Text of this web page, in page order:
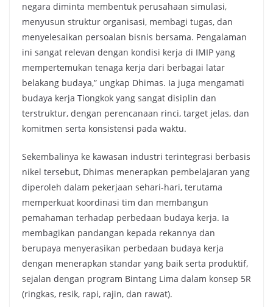
negara diminta membentuk perusahaan simulasi,
menyusun struktur organisasi, membagi tugas, dan
menyelesaikan persoalan bisnis bersama. Pengalaman
ini sangat relevan dengan kondisi kerja di IMIP yang
mempertemukan tenaga kerja dari berbagai latar
belakang budaya,” ungkap Dhimas. Ia juga mengamati
budaya kerja Tiongkok yang sangat disiplin dan
terstruktur, dengan perencanaan rinci, target jelas, dan
komitmen serta konsistensi pada waktu.
Sekembalinya ke kawasan industri terintegrasi berbasis
nikel tersebut, Dhimas menerapkan pembelajaran yang
diperoleh dalam pekerjaan sehari-hari, terutama
memperkuat koordinasi tim dan membangun
pemahaman terhadap perbedaan budaya kerja. Ia
membagikan pandangan kepada rekannya dan
berupaya menyerasikan perbedaan budaya kerja
dengan menerapkan standar yang baik serta produktif,
sejalan dengan program Bintang Lima dalam konsep 5R
(ringkas, resik, rapi, rajin, dan rawat).